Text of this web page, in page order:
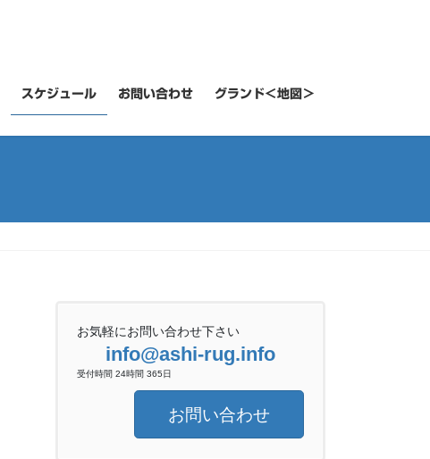
スケジュール お問い合わせ グランド＜地図＞
お気軽にお問い合わせ下さい
info@ashi-rug.info
受付時間 24時間 365日
お問い合わせ